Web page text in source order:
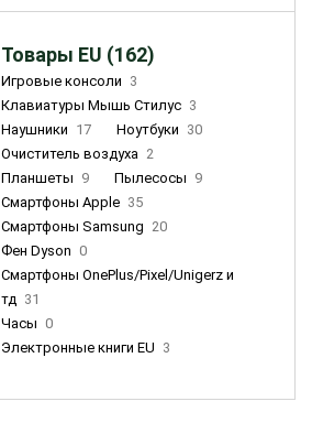
Товары EU (162)
Игровые консоли 3
Клавиатуры Мышь Стилус 3
Наушники 17 Ноутбуки 30
Очиститель воздуха 2
Планшеты 9 Пылесосы 9
Смартфоны Apple 35
Смартфоны Samsung 20
Фен Dyson 0
Смартфоны OnePlus/Pixel/Unigerz и
тд 31
Часы 0
Электронные книги EU 3